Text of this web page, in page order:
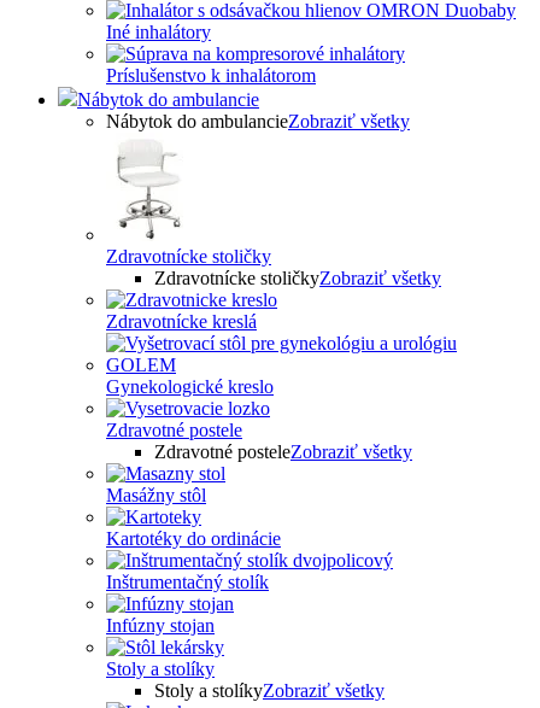
Iné inhalátory
Príslušenstvo k inhalátorom
Nábytok do ambulancie
Nábytok do ambulancieZobraziť všetky
Zdravotnícke stoličky
Zdravotnícke stoličkyZobraziť všetky
Zdravotnícke kreslá
Gynekologické kreslo
Zdravotné postele
Zdravotné posteleZobraziť všetky
Masážny stôl
Kartotéky do ordinácie
Inštrumentačný stolík
Infúzny stojan
Stoly a stolíky
Stoly a stolíkyZobraziť všetky